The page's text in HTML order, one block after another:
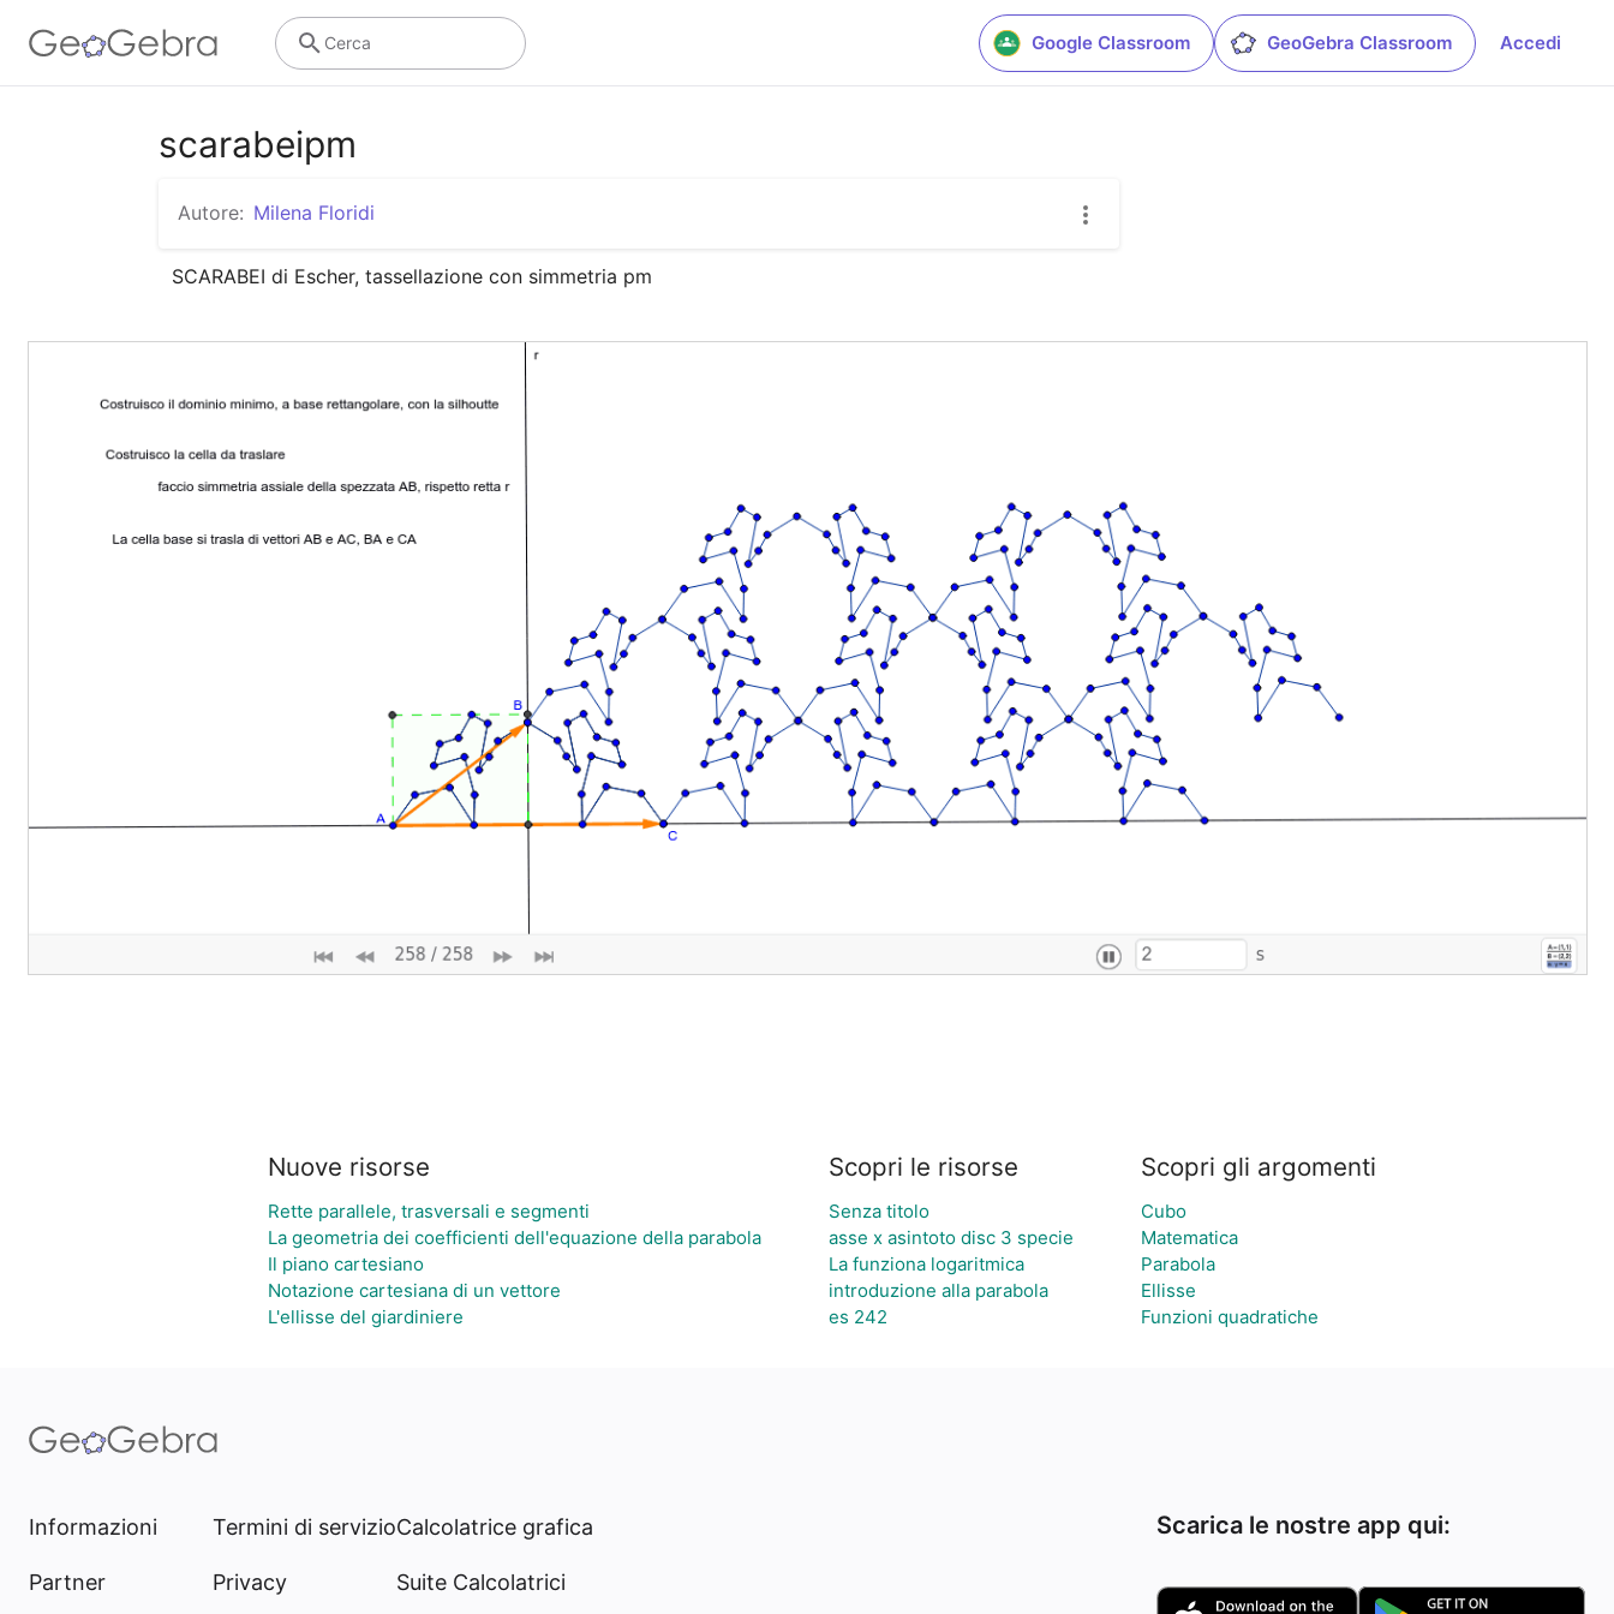
Google Classroom GeoGebra Classroom Accedi
Cerca
scarabeipm
Autore: Milena Floridi
SCARABEI di Escher, tassellazione con simmetria pm
Nuove risorse
Rette parallele, trasversali e segmenti
La geometria dei coefficienti dell'equazione della parabola
Il piano cartesiano
Notazione cartesiana di un vettore
L'ellisse del giardiniere
Scopri le risorse
Senza titolo
asse x asintoto disc 3 specie
La funziona logaritmica
introduzione alla parabola
es 242
Scopri gli argomenti
Cubo
Matematica
Parabola
Ellisse
Funzioni quadratiche
Informazioni
Partner
Termini di servizio
Privacy
Calcolatrice grafica
Suite Calcolatrici
Scarica le nostre app qui: